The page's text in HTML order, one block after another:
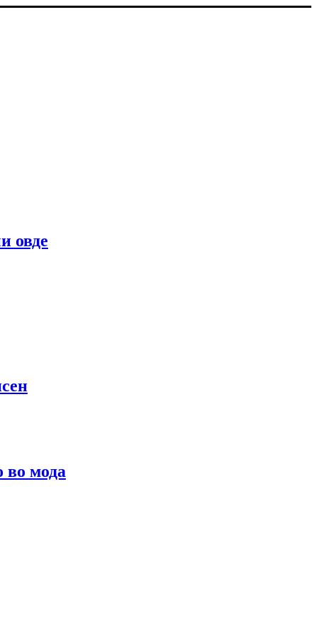
овде
во мода